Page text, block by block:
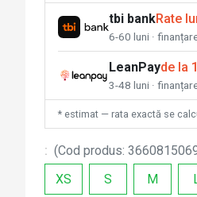
tbi bankRate
6-60 luni ·
LeanPayde la
3-48 luni ·
* estimat — rata exactă se
: (Cod produs:
XS
S M